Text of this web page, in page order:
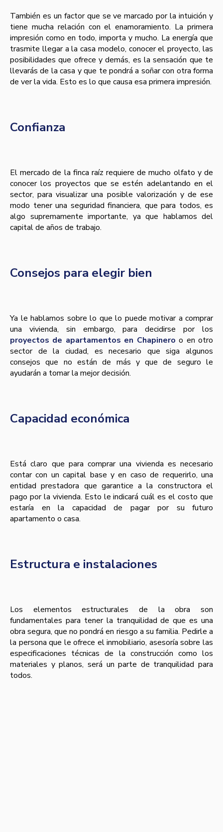
También es un factor que se ve marcado por la intuición y
tiene mucha relación con el enamoramiento. La primera
impresión como en todo, importa y mucho. La energía que
trasmite llegar a la casa modelo, conocer el proyecto, las
posibilidades que ofrece y demás, es la sensación que te
llevarás de la casa y que te pondrá a soñar con otra forma
de ver la vida. Esto es lo que causa esa primera impresión.
Confianza
El mercado de la finca raíz requiere de mucho olfato y de
conocer los proyectos que se estén adelantando en el
sector, para visualizar una posible valorización y de ese
modo tener una seguridad financiera, que para todos, es
algo supremamente importante, ya que hablamos del
capital de años de trabajo.
Consejos para elegir bien
Ya le hablamos sobre lo que lo puede motivar a comprar
una vivienda, sin embargo, para decidirse por los
proyectos de apartamentos en Chapinero o en otro
sector de la ciudad, es necesario que siga algunos
consejos que no están de más y que de seguro le
ayudarán a tomar la mejor decisión.
Capacidad económica
Está claro que para comprar una vivienda es necesario
contar con un capital base y en caso de requerirlo, una
entidad prestadora que garantice a la constructora el
pago por la vivienda. Esto le indicará cuál es el costo que
estaría en la capacidad de pagar por su futuro
apartamento o casa.
Estructura e instalaciones
Los elementos estructurales de la obra son
fundamentales para tener la tranquilidad de que es una
obra segura, que no pondrá en riesgo a su familia. Pedirle a
la persona que le ofrece el inmobiliario, asesoría sobre las
especificaciones técnicas de la construcción como los
materiales y planos, será un parte de tranquilidad para
todos.